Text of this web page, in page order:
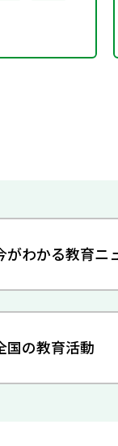
がわかる教育ニ
国の教育活動